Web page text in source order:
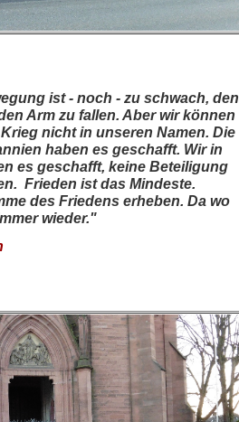
ist - noch - zu schwach, den
Arm zu fallen. Aber wir können
nicht in unseren Namen. Die
haben es geschafft. Wir in
es geschafft, keine Beteiligung
Frieden ist das Mindeste.
des Friedens erheben. Da wo
wieder."